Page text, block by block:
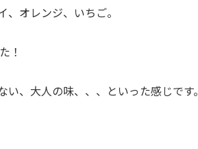
オレンジ、いちご。
！
、大人の味、、、といった感じです。